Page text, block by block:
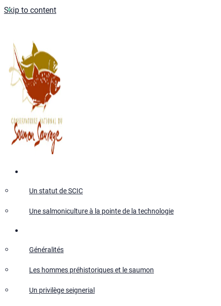
Skip to content
Un statut de SCIC
Une salmoniculture à la pointe de la technologie
Généralités
Les hommes préhistoriques et le saumon
Un privilège seignerial